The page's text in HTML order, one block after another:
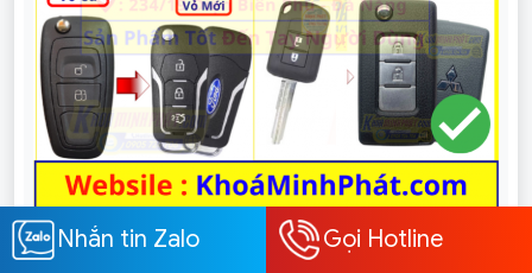
Làm chìa khóa xe Ô Tô tại Hội An, Sao chép điều
Nhắn tin Zalo Gọi Hotline